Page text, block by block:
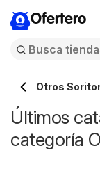
Ofertero
Otros
Últimos
categoría